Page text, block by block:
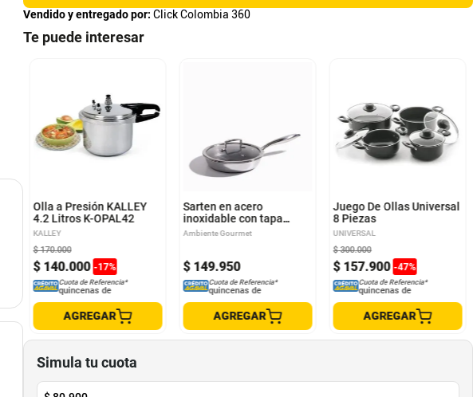
Vendido y entregado por: Click Colombia 360
Te puede interesar
Olla a Presión KALLEY
4.2 Litros K-OPAL42
KALLEY
$ 140.000 -17%
$ 170.000
Cuota de Referencia*
quincenas de
AGREGAR
Sarten en acero
inoxidable con tapa
22cm
Ambiente Gourmet
$ 149.950
Cuota de Referencia*
quincenas de
AGREGAR
Juego De Ollas Universal
8 Piezas
UNIVERSAL
$ 157.900 -47%
$ 300.000
Cuota de Referencia*
quincenas de
AGREGAR
Simula tu cuota